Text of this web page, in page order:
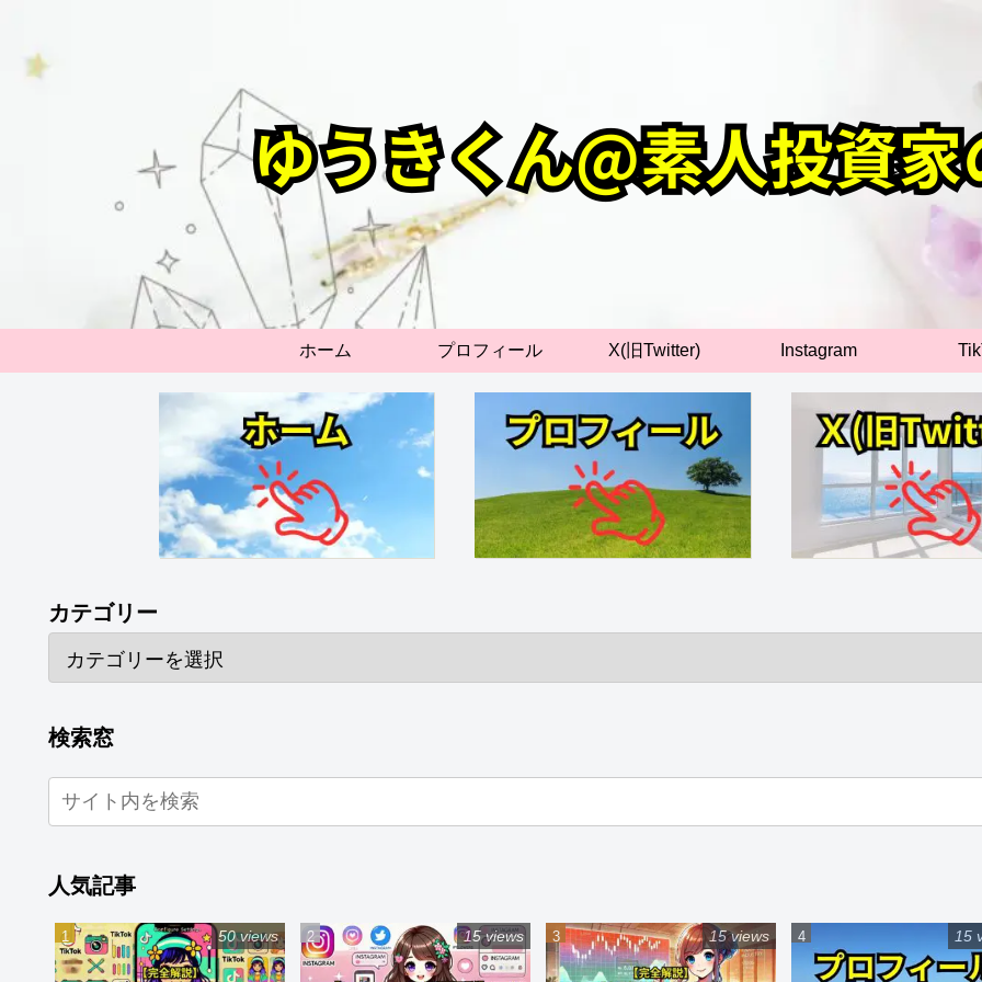
ホーム プロフィール X(旧Twitter) Instagram
カテゴリー
検索窓
人気記事
50 views 15 views 15 views 15